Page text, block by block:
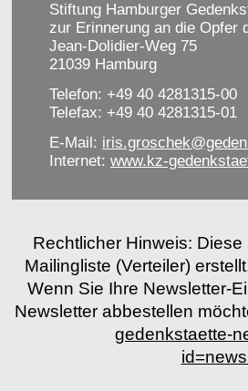
Stiftung Hamburger
zur Erinnerung an die Opfer
Jean-Dolidier-Weg 75
21039 Hamburg
Telefon: +49 40 4281315-00
Telefax: +49 40 4281315-01
E-Mail:
Internet: www.kz-
Rechtlicher Hinweis:
Mailingliste (Verteiler)
Wenn Sie Ihre Newsletter-
Newsletter abbestellen
gedenkstaette-